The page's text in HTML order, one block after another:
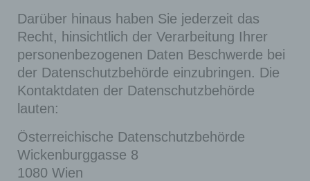
Darüber hinaus haben Sie jederzeit das
Recht, hinsichtlich der Verarbeitung Ihrer
personenbezogenen Daten Beschwerde bei
der Datenschutzbehörde einzubringen. Die
Kontaktdaten der Datenschutzbehörde
lauten:
Österreichische Datenschutzbehörde
Wickenburggasse 8
1080 Wien
ersitzu
ng
(wird
beim
Schlie
Ihres
Intern